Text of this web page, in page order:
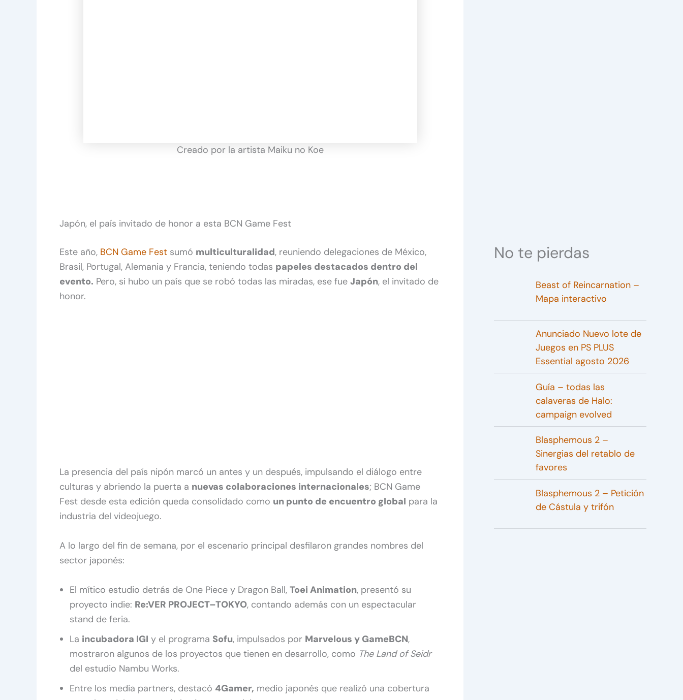
Creado por la artista Maiku no Koe
Japón, el país invitado de honor a esta BCN Game Fest
Este año, BCN Game Fest sumó multiculturalidad, reuniendo delegaciones de México,
Brasil, Portugal, Alemania y Francia, teniendo todas papeles destacados dentro del
evento. Pero, si hubo un país que se robó todas las miradas, ese fue Japón, el invitado de
honor.
La presencia del país nipón marcó un antes y un después, impulsando el diálogo entre
culturas y abriendo la puerta a nuevas colaboraciones internacionales; BCN Game
Fest desde esta edición queda consolidado como un punto de encuentro global para la
industria del videojuego.
A lo largo del fin de semana, por el escenario principal desfilaron grandes nombres del
sector japonés:
El mítico estudio detrás de One Piece y Dragon Ball, Toei Animation, presentó su
proyecto indie: Re:VER PROJECT–TOKYO, contando además con un espectacular
stand de feria.
La incubadora IGI y el programa Sofu, impulsados por Marvelous y GameBCN,
mostraron algunos de los proyectos que tienen en desarrollo, como The Land of Seidr
del estudio Nambu Works.
Entre los media partners, destacó 4Gamer, medio japonés que realizó una cobertura
No te pierdas
Beast of Reincarnation –
Mapa interactivo
Anunciado Nuevo lote de
Juegos en PS PLUS
Essential agosto 2026
Guía – todas las
calaveras de Halo:
campaign evolved
Blasphemous 2 –
Sinergias del retablo de
favores
Blasphemous 2 – Petición
de Cástula y trifón